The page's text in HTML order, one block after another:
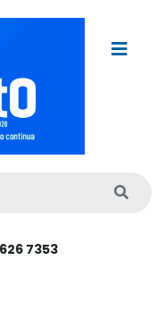
7353